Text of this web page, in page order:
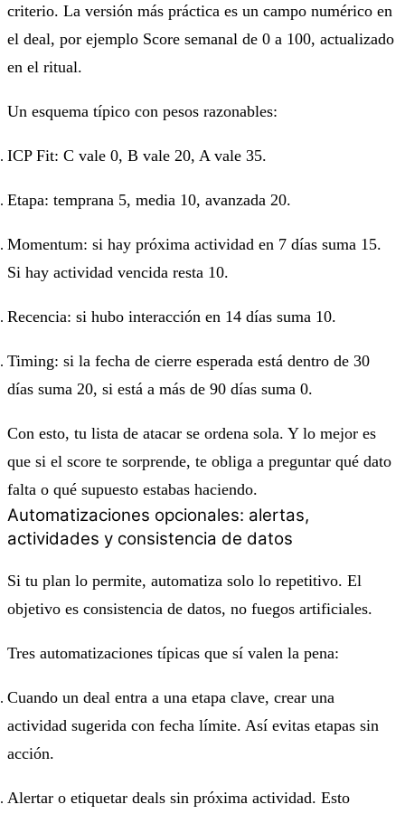
criterio. La versión más práctica es un campo numérico en
el deal, por ejemplo Score semanal de 0 a 100, actualizado
en el ritual.
Un esquema típico con pesos razonables:
ICP Fit: C vale 0, B vale 20, A vale 35.
Etapa: temprana 5, media 10, avanzada 20.
Momentum: si hay próxima actividad en 7 días suma 15.
Si hay actividad vencida resta 10.
Recencia: si hubo interacción en 14 días suma 10.
Timing: si la fecha de cierre esperada está dentro de 30
días suma 20, si está a más de 90 días suma 0.
Con esto, tu lista de atacar se ordena sola. Y lo mejor es
que si el score te sorprende, te obliga a preguntar qué dato
falta o qué supuesto estabas haciendo.
Automatizaciones opcionales: alertas,
actividades y consistencia de datos
Si tu plan lo permite, automatiza solo lo repetitivo. El
objetivo es consistencia de datos, no fuegos artificiales.
Tres automatizaciones típicas que sí valen la pena:
Cuando un deal entra a una etapa clave, crear una
actividad sugerida con fecha límite. Así evitas etapas sin
acción.
Alertar o etiquetar deals sin próxima actividad. Esto